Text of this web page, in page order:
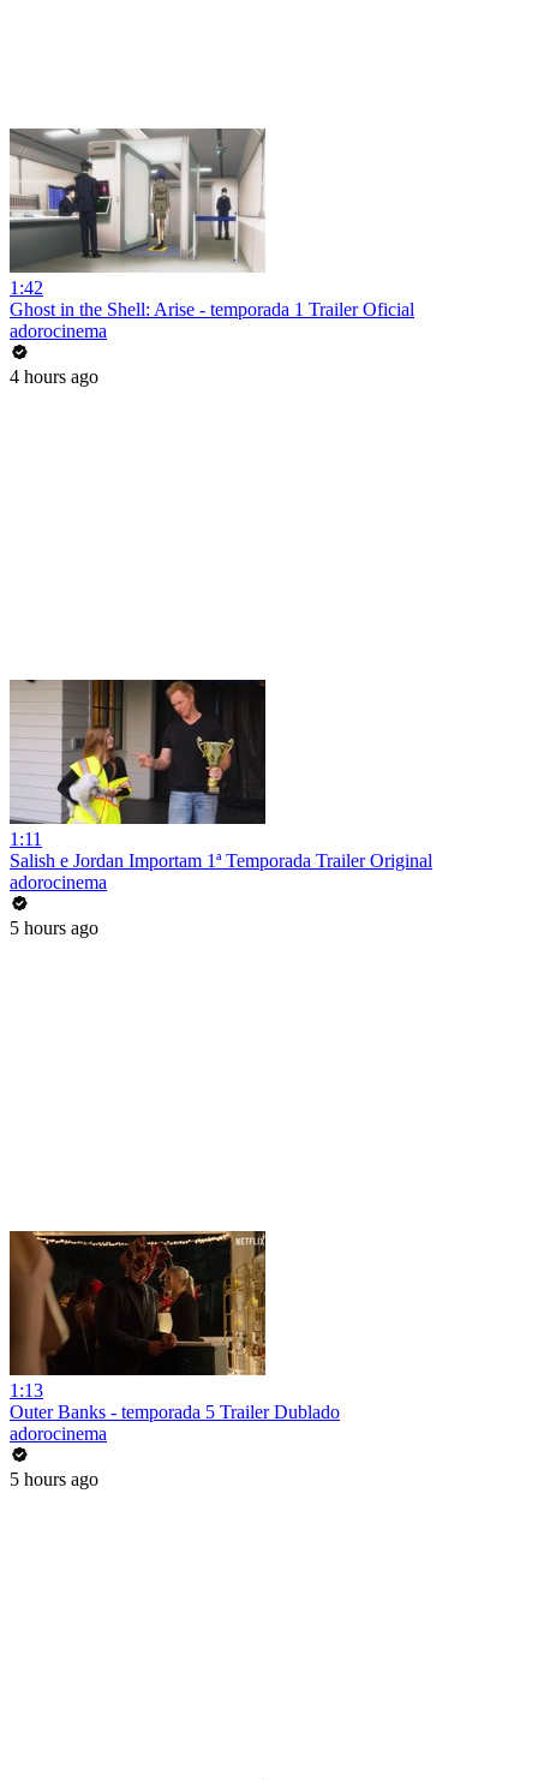
1:42
Ghost in the Shell: Arise - temporada 1 Trailer Oficial
adorocinema
4 hours ago
1:11
Salish e Jordan Importam 1ª Temporada Trailer Original
adorocinema
5 hours ago
1:13
Outer Banks - temporada 5 Trailer Dublado
adorocinema
5 hours ago